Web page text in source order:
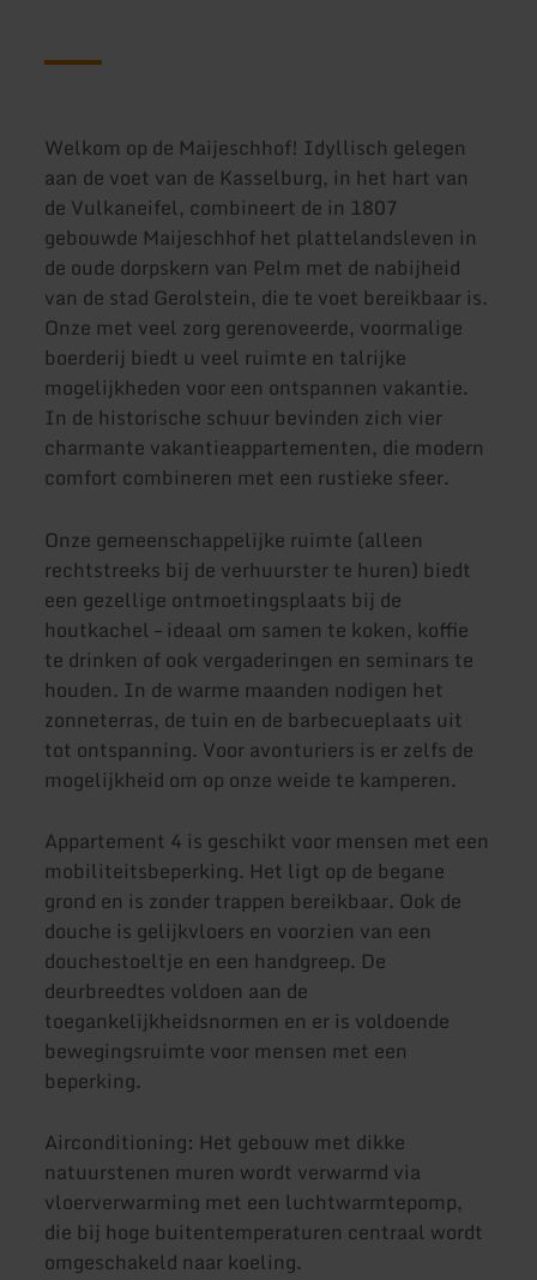
Welkom op de Maijeschhof! Idyllisch gelegen
aan de voet van de Kasselburg, in het hart van
de Vulkaneifel, combineert de in 1807
gebouwde Maijeschhof het plattelandsleven in
de oude dorpskern van Pelm met de nabijheid
van de stad Gerolstein, die te voet bereikbaar is.
Onze met veel zorg gerenoveerde, voormalige
boerderij biedt u veel ruimte en talrijke
mogelijkheden voor een ontspannen vakantie.
In de historische schuur bevinden zich vier
charmante vakantieappartementen, die modern
comfort combineren met een rustieke sfeer.
Onze gemeenschappelijke ruimte (alleen
rechtstreeks bij de verhuurster te huren) biedt
een gezellige ontmoetingsplaats bij de
houtkachel – ideaal om samen te koken, koffie
te drinken of ook vergaderingen en seminars te
houden. In de warme maanden nodigen het
zonneterras, de tuin en de barbecueplaats uit
tot ontspanning. Voor avonturiers is er zelfs de
mogelijkheid om op onze weide te kamperen.
Appartement 4 is geschikt voor mensen met een
mobiliteitsbeperking. Het ligt op de begane
grond en is zonder trappen bereikbaar. Ook de
douche is gelijkvloers en voorzien van een
douchestoeltje en een handgreep. De
deurbreedtes voldoen aan de
toegankelijkheidsnormen en er is voldoende
bewegingsruimte voor mensen met een
beperking.
Airconditioning: Het gebouw met dikke
natuurstenen muren wordt verwarmd via
vloerverwarming met een luchtwarmtepomp,
die bij hoge buitentemperaturen centraal wordt
omgeschakeld naar koeling.